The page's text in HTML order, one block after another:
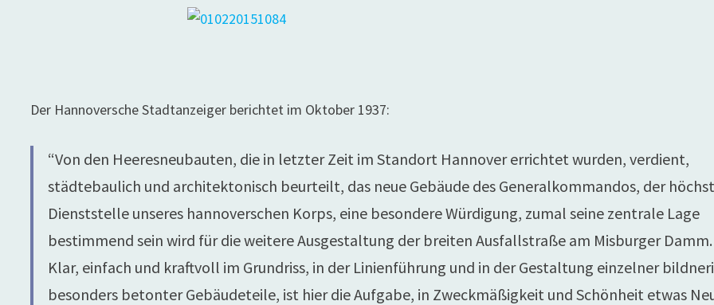
Der Hannoversche Stadtanzeiger berichtet im Oktober 1937:
“Von den Heeresneubauten, die in letzter Zeit im Standort Hannover errichtet wurden, verdient,
städtebaulich und architektonisch beurteilt, das neue Gebäude des Generalkommandos, der
Dienststelle unseres hannoverschen Korps, eine besondere Würdigung, zumal seine zentrale Lage
bestimmend sein wird für die weitere Ausgestaltung der breiten Ausfallstraße am Misburger Damm.
Klar, einfach und kraftvoll im Grundriss, in der Linienführung und in der Gestaltung einzelner
besonders betonter Gebäudeteile, ist hier die Aufgabe, in Zweckmäßigkeit und Schönheit etwas